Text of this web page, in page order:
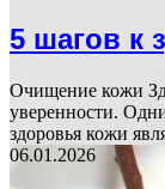
5 шагов к
Очищение кожи
уверенности.
здоровья кожи
06.01.2026